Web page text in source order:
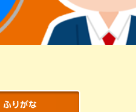
ふりがな